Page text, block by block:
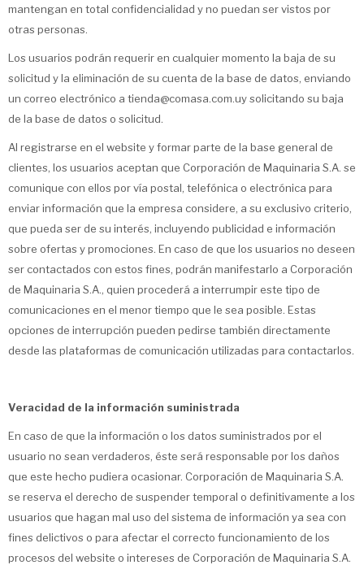
mantengan en total confidencialidad y no puedan ser vistos por
otras personas.
Los usuarios podrán requerir en cualquier momento la baja de su
solicitud y la eliminación de su cuenta de la base de datos, enviando
un correo electrónico a tienda@comasa.com.uy solicitando su baja
de la base de datos o solicitud.
Al registrarse en el website y formar parte de la base general de
clientes, los usuarios aceptan que Corporación de Maquinaria S.A. se
comunique con ellos por vía postal, telefónica o electrónica para
enviar información que la empresa considere, a su exclusivo criterio,
que pueda ser de su interés, incluyendo publicidad e información
sobre ofertas y promociones. En caso de que los usuarios no deseen
ser contactados con estos fines, podrán manifestarlo a Corporación
de Maquinaria S.A., quien procederá a interrumpir este tipo de
comunicaciones en el menor tiempo que le sea posible. Estas
opciones de interrupción pueden pedirse también directamente
desde las plataformas de comunicación utilizadas para contactarlos.
Veracidad de la información suministrada
En caso de que la información o los datos suministrados por el
usuario no sean verdaderos, éste será responsable por los daños
que este hecho pudiera ocasionar. Corporación de Maquinaria S.A.
se reserva el derecho de suspender temporal o definitivamente a los
usuarios que hagan mal uso del sistema de información ya sea con
fines delictivos o para afectar el correcto funcionamiento de los
procesos del website o intereses de Corporación de Maquinaria S.A.